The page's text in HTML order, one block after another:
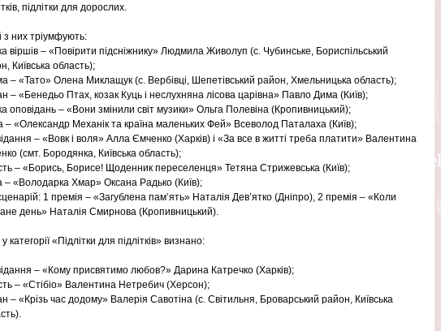
підлітки для дорослих.
з них тріумфують:
віршів – «Повірити підсніжнику» Людмила Живолуп (с. Чубинське, Бориспільський
Київська область);
– «Тато» Олена Миклащук (с. Вербівці, Шепетівський район, Хмельницька область);
– «Бенедьо Птах, козак Куць і неслухняна лісова царівна» Павло Дима (Київ);
оповідань – «Вони змінили світ музики» Ольга Полевіна (Кропивницький);
– «Олександр Механік та країна маленьких Фей» Всеволод Паталаха (Київ);
– «Вовк і воля» Алла Ємченко (Харків) і «За все в житті треба платити» Валентина
(смт. Бородянка, Київська область);
– «Борись, Борисе! Щоденник переселенця» Тетяна Стрижевська (Київ);
– «Володарка Хмар» Оксана Радько (Київ);
1 премія – «Загублена пам’ять» Наталія Дев’ятко (Дніпро), 2 премія – «Коли
день» Наталія Смирнова (Кропивницький).
категорії «Підлітки для підлітків» визнано:
– «Кому присвятимо любов?» Дарина Катречко (Харків);
– «Стібіо» Валентина Нетребич (Херсон);
– «Крізь час додому» Валерія Савотіна (с. Світильня, Броварський район, Київська